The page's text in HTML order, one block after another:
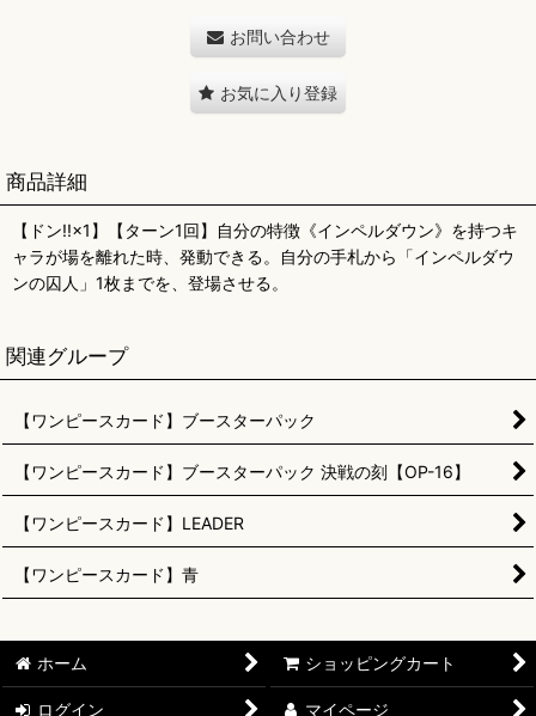
お問い合わせ
お気に入り登録
商品詳細
【ドン!!×1】【ターン1回】自分の特徴《インペルダウン》を持つキ
ャラが場を離れた時、発動できる。自分の手札から「インペルダウ
ンの囚人」1枚までを、登場させる。
関連グループ
【ワンピースカード】ブースターパック
【ワンピースカード】ブースターパック 決戦の刻【OP-16】
【ワンピースカード】LEADER
【ワンピースカード】青
ホーム ショッピングカート
ログイン マイページ